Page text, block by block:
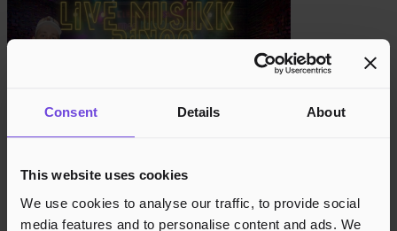
Consent Details About
This website uses cookies
We use cookies to analyse our traffic, to provide social
media features and to personalise content and ads. We
27. nov 2026Kulturboden